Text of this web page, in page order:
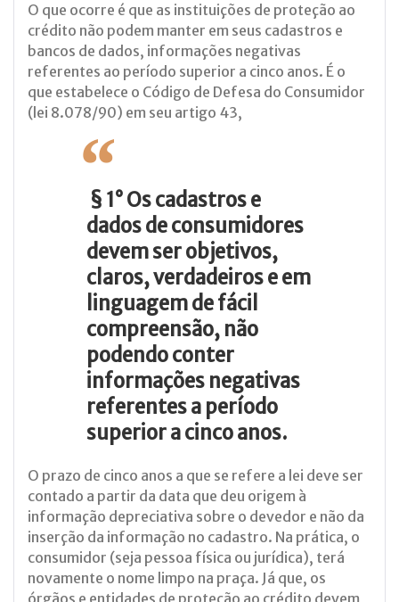
O que ocorre é que as instituições de proteção ao
crédito não podem manter em seus cadastros e
bancos de dados, informações negativas
referentes ao período superior a cinco anos. É o
que estabelece o Código de Defesa do Consumidor
(lei 8.078/90) em seu artigo 43,
§ 1° Os cadastros e
dados de consumidores
devem ser objetivos,
claros, verdadeiros e em
linguagem de fácil
compreensão, não
podendo conter
informações negativas
referentes a período
superior a cinco anos.
O prazo de cinco anos a que se refere a lei deve ser
contado a partir da data que deu origem à
informação depreciativa sobre o devedor e não da
inserção da informação no cadastro. Na prática, o
consumidor (seja pessoa física ou jurídica), terá
novamente o nome limpo na praça. Já que, os